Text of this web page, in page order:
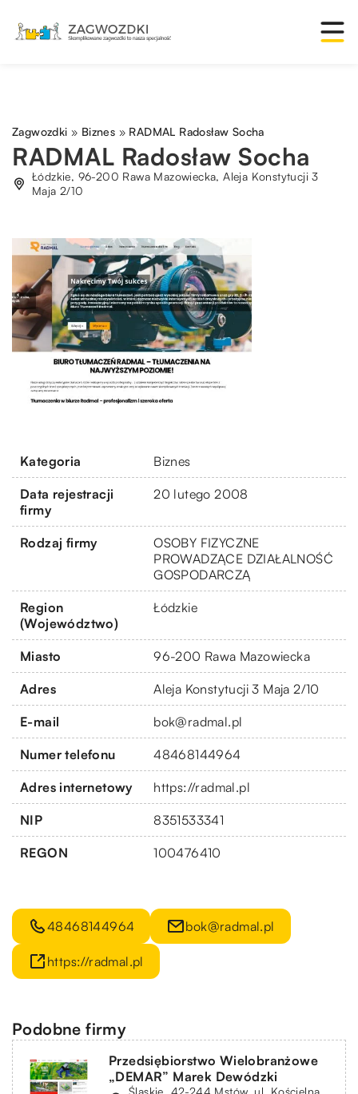
Zagwozdki » Biznes » RADMAL Radosław Socha
RADMAL Radosław Socha
Łódzkie, 96-200 Rawa Mazowiecka, Aleja Konstytucji 3
Maja 2/10
Kategoria Biznes
Data rejestracji
firmy
20 lutego 2008
Rodzaj firmy
OSOBY FIZYCZNE
PROWADZĄCE DZIAŁALNOŚĆ
GOSPODARCZĄ
Region
(Województwo)
Łódzkie
Miasto 96-200 Rawa Mazowiecka
Adres Aleja Konstytucji 3 Maja 2/10
E-mail bok@radmal.pl
Numer telefonu 48468144964
Adres internetowy https://radmal.pl
NIP 8351533341
REGON 100476410
48468144964 bok@radmal.pl
https://radmal.pl
Podobne firmy
Przedsiębiorstwo Wielobranżowe
„DEMAR” Marek Dewódzki
Śląskie, 42-244 Mstów, ul. Kościelna